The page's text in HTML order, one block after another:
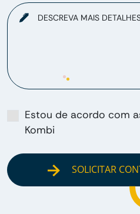
DESCREVA MAIS
Estou de acordo com
Kombi
SOLICITAR